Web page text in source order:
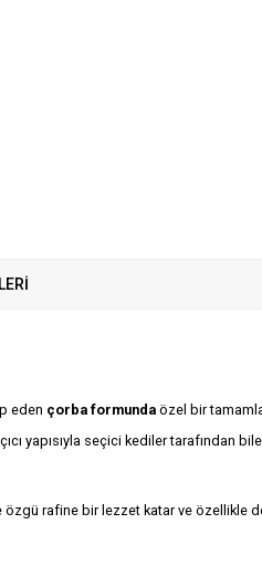
eden çorba formunda özel bir
yapısıyla seçici kediler tarafından
rafine bir lezzet katar ve özellikle